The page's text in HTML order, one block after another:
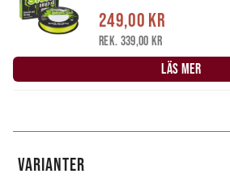
249,00 kr
Rek. 339,00 kr
LÄS MER
VARIANTER